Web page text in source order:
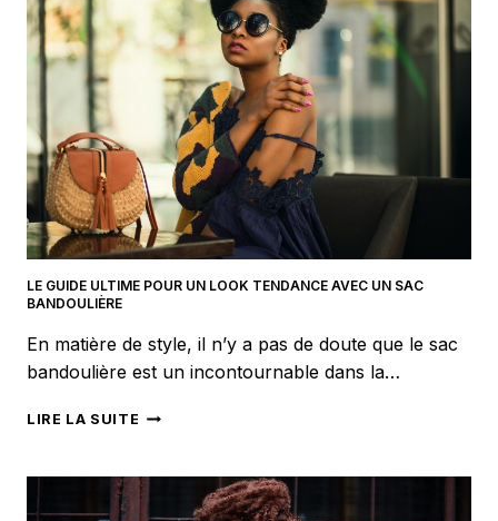
PATCHWORK
EN
2024
LE GUIDE ULTIME POUR UN LOOK TENDANCE AVEC UN SAC
BANDOULIÈRE
En matière de style, il n’y a pas de doute que le sac
bandoulière est un incontournable dans la…
LIRE LA SUITE LE
POUR
UN